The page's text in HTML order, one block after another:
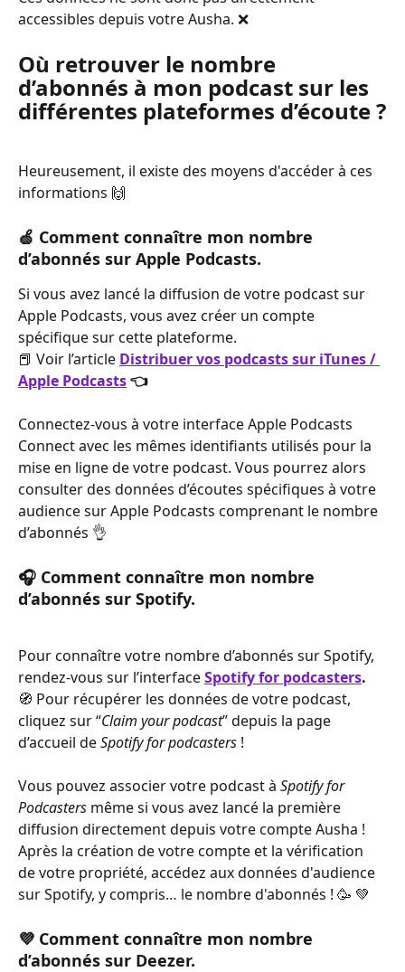
accessibles depuis votre Ausha. ❌
Où retrouver le nombre
d’abonnés à mon podcast sur les
différentes plateformes d’écoute ?
Heureusement, il existe des moyens d'accéder à ces
informations 🙌
🍏 Comment connaître mon nombre
d’abonnés sur Apple Podcasts.
Si vous avez lancé la diffusion de votre podcast sur
Apple Podcasts, vous avez créer un compte
spécifique sur cette plateforme.
📕 Voir l’article Distribuer vos podcasts sur iTunes /
Apple Podcasts 👈
Connectez-vous à votre interface Apple Podcasts
Connect avec les mêmes identifiants utilisés pour la
mise en ligne de votre podcast. Vous pourrez alors
consulter des données d’écoutes spécifiques à votre
audience sur Apple Podcasts comprenant le nombre
d’abonnés 👌
🎧 Comment connaître mon nombre
d’abonnés sur Spotify.
Pour connaître votre nombre d’abonnés sur Spotify,
rendez-vous sur l’interface Spotify for podcasters.
🧭 Pour récupérer les données de votre podcast,
cliquez sur “Claim your podcast” depuis la page
d’accueil de Spotify for podcasters !
Vous pouvez associer votre podcast à Spotify for
Podcasters même si vous avez lancé la première
diffusion directement depuis votre compte Ausha !
Après la création de votre compte et la vérification
de votre propriété, accédez aux données d'audience
sur Spotify, y compris… le nombre d'abonnés ! 🥳 💚
💜 Comment connaître mon nombre
d’abonnés sur Deezer.